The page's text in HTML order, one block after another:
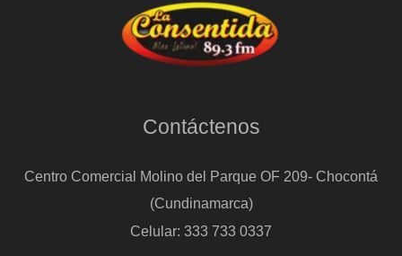
Contáctenos
Centro Comercial Molino del Parque OF 209- Chocontá
(Cundinamarca)
Celular: 333 733 0337